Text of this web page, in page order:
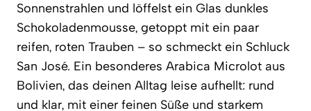
Sonnenstrahlen und löffelst ein Glas dunkles
Schokoladenmousse, getoppt mit ein paar
reifen, roten Trauben – so schmeckt ein Schluck
San José. Ein besonderes Arabica Microlot aus
Bolivien, das deinen Alltag leise aufhellt: rund
und klar, mit einer feinen Süße und starkem